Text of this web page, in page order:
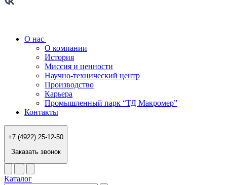
О нас
О компании
История
Миссия и ценности
Научно-технический центр
Производство
Карьера
Промышленный парк “ТД Макромер”
Контакты
+7 (4922) 25-12-50
Заказать звонок
Каталог